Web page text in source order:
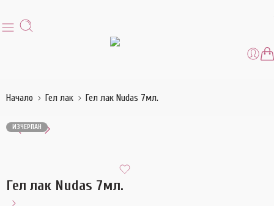
Начало Гел лак Гел лак Nudas 7мл.
ИЗЧЕРПАН
Гел лак Nudas 7мл.